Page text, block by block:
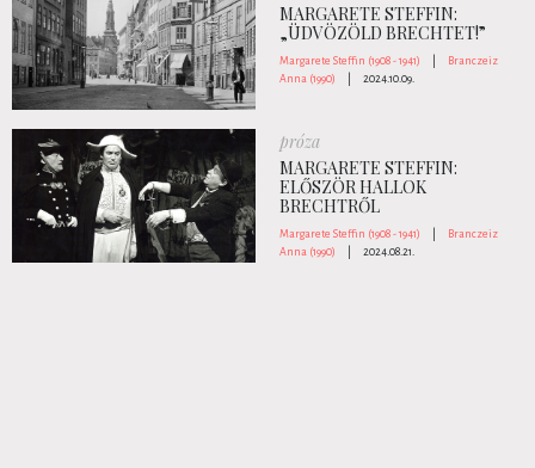
MARGARETE STEFFIN:
„ÜDVÖZÖLD BRECHTET!”
Margarete Steffin (1908 - 1941)
Branczeiz
Anna (1990)
2024.10.09.
próza
MARGARETE STEFFIN:
ELŐSZÖR HALLOK
BRECHTRŐL
Margarete Steffin (1908 - 1941)
Branczeiz
Anna (1990)
2024.08.21.